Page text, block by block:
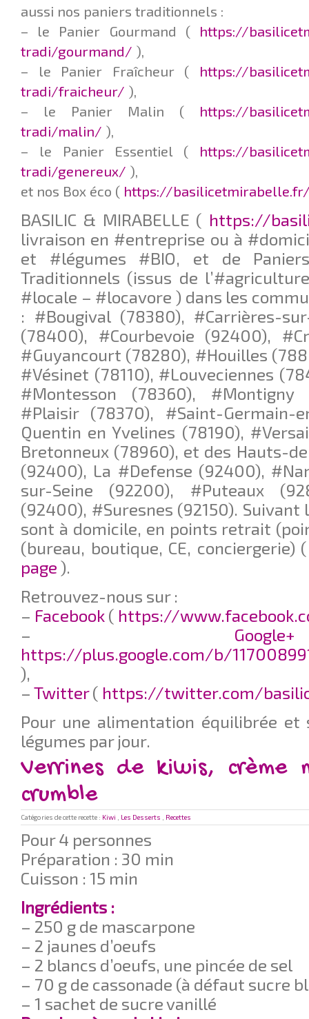
aussi nos paniers traditionnels :
– le Panier Gourmand ( https://
tradi/gourmand/ ),
– le Panier Fraîcheur ( https://
tradi/fraicheur/ ),
– le Panier Malin ( https://
tradi/malin/ ),
– le Panier Essentiel ( https://
tradi/genereux/ ),
et nos Box éco ( https://
BASILIC & MIRABELLE ( https://
livraison en #entreprise ou à
et #légumes #BIO, et de
Traditionnels (issus de
#locale – #locavore ) dans les
: #Bougival (78380), #Carrières-
(78400), #Courbevoie (92400),
#Guyancourt (78280), #Houilles
#Vésinet (78110), #Louveciennes
#Montesson (78360), #Montigny
#Plaisir (78370), #Saint-Germain-
Quentin en Yvelines (78190),
Bretonneux (78960), et des Hauts-
(92400), La #Defense (92400),
sur-Seine (92200), #Puteaux
(92400), #Suresnes (92150).
sont à domicile, en points retrait
(bureau, boutique, CE, conciergerie)
page ).
Retrouvez-nous sur :
– Facebook ( https://
–
https://plus.google.com/b/
),
– Twitter( https://twitter.com/
Pour une alimentation équilibrée
légumes par jour.
Verrines de kiwis, crème
crumble
Catégories de cette recette : Kiwi Les Desserts Recettes
Pour 4 personnes
Préparation : 30 min
Cuisson : 15 min
Ingrédients :
– 250 g de mascarpone
– 2 jaunes d’oeufs
– 2 blancs d’oeufs, une pincée de sel
– 70 g de cassonade (à défaut sucre
– 1 sachet de sucre vanillé